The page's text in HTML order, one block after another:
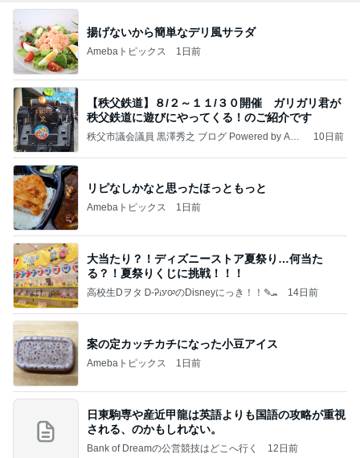
揚げないから簡単なデリ風サラダ
Amebaトピックス 1日前
【秩父鉄道】８/２～１１/３０開催 ガリガリ君が
秩父鉄道に遊びにやってくる！のご紹介です
秩父市議会議員 黒澤秀之 ブログ Powered by Ame
10日前
リピなしかなと思ったほっともっと
Amebaトピックス 1日前
大当たり？！ディズニーストア夏祭り…何当た
る？！夏祭りくじに挑戦！！！
高校生Dヲタ Ꭰ-ᎮꭵꭹꭴのDisneyにっき！！✎ܚ 14日前
案の定カッチカチになった小豆アイス
Amebaトピックス 1日前
日東駒専や産近甲龍は英語よりも国語の攻略が重視
される、のかもしれない。
Bank of Dreamの公営競技はどこへ行く 12日前